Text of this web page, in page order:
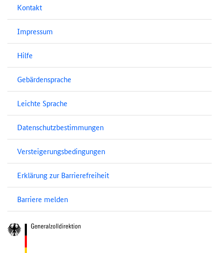
Kontakt
Impressum
Hilfe
Gebärdensprache
Leichte Sprache
Datenschutzbestimmungen
Versteigerungsbedingungen
Erklärung zur Barrierefreiheit
Barriere melden